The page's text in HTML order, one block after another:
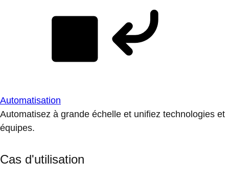
Automatisation
Automatisez à grande échelle et unifiez technologies et
équipes.
Cas d'utilisation